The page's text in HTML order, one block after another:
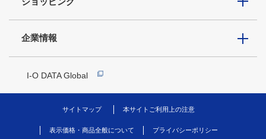
企業情報
I-O DATA Global
サイトマップ 本サイトご利用上の注意
表示価格・商品全般について プライバシーポリシー